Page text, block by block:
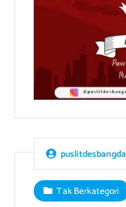
puslitdesbangda
Tak Berkategori